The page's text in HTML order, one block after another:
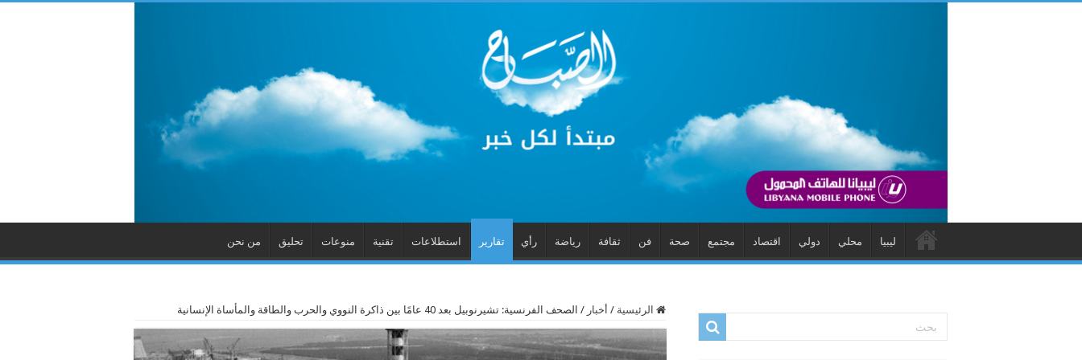
ليبيا محلي دولي اقتصاد مجتمع صحة فن ثقافة رياضة رأي تقارير استطلاعات تقنية منوعات تحليق من نحن
الرئيسية / أخبار / الصحف الفرنسية: تشيرنوبيل بعد 40 عامًا بين ذاكرة النووي والحرب والطاقة والمأساة الإنسانية